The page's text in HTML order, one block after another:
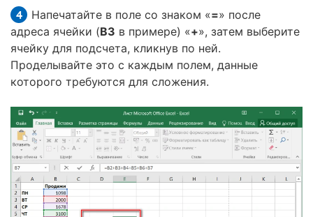
Напечатайте в поле со знаком «=» после
адреса ячейки (B3 в примере) «+», затем выберите
ячейку для подсчета, кликнув по ней.
Проделывайте это с каждым полем, данные
которого требуются для сложения.